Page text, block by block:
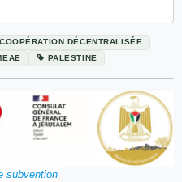
COOPÉRATION DÉCENTRALISÉE
PALESTINE
subvention